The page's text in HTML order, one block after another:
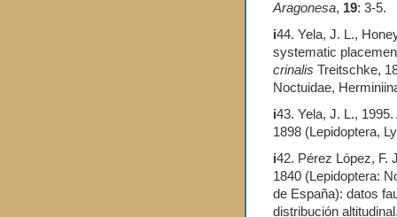
Aragonesa, 19: 3-5.
i44. Yela, J. L.,
systematic
crinalis Treitschke,
Noctuidae,
i43. Yela, J. L.,
1898 (Lepidoptera,
i42. Pérez López, F.
1840 (Lepidoptera:
de España): datos
distribución